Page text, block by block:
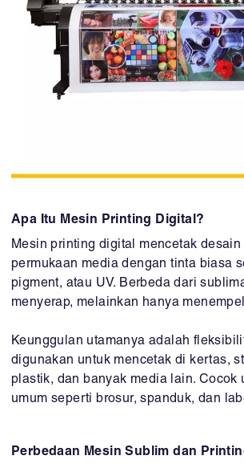
Apa Itu Mesin Printing Digital?
Mesin printing digital mencetak
permukaan media dengan tinta biasa
pigment, atau UV. Berbeda dari
menyerap, melainkan hanya
Keunggulan utamanya adalah
digunakan untuk mencetak di kertas,
plastik, dan banyak media lain. Cocok
umum seperti brosur, spanduk, dan
Perbedaan Mesin Sublim dan